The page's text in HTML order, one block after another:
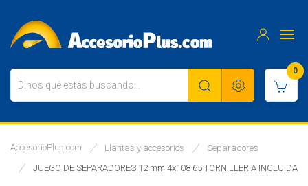
0
AccesorioPlus.com Llantas y accesorios
Separadores
JUEGO DE SEPARADORES 12 mm 4x108 65 TORNILLERIA INCLUIDA